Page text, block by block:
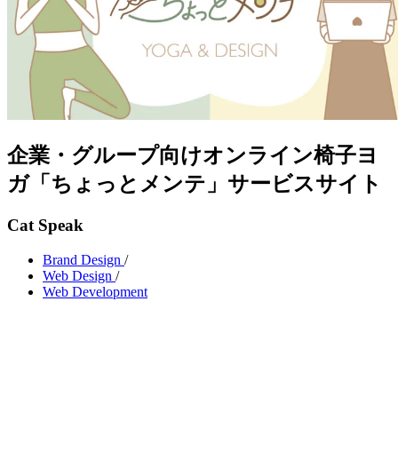
企業・グループ向けオンライン椅子ヨ
ガ「ちょっとメンテ」サービスサイト
Cat Speak
Brand Design /
Web Design /
Web Development